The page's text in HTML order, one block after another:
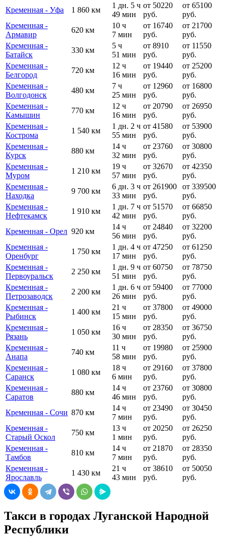
Кременная - Уфа
1 860 км
1 дн. 5 ч
49 мин
от 50220
руб.
от 65100
руб.
Кременная -
Армавир
620 км
10 ч
7 мин
от 16740
руб.
от 21700
руб.
Кременная -
Батайск
330 км
5 ч
51 мин
от 8910
руб.
от 11550
руб.
Кременная -
Белгород
720 км
12 ч
16 мин
от 19440
руб.
от 25200
руб.
Кременная -
Волгодонск
480 км
7 ч
25 мин
от 12960
руб.
от 16800
руб.
Кременная -
Камышин
770 км
12 ч
16 мин
от 20790
руб.
от 26950
руб.
Кременная -
Кострома
1 540 км
1 дн. 2 ч
55 мин
от 41580
руб.
от 53900
руб.
Кременная -
Курск
880 км
14 ч
32 мин
от 23760
руб.
от 30800
руб.
Кременная -
Муром
1 210 км
19 ч
57 мин
от 32670
руб.
от 42350
руб.
Кременная -
Находка
9 700 км
6 дн. 3 ч
33 мин
от 261900
руб.
от 339500
руб.
Кременная -
Нефтекамск
1 910 км
1 дн. 7 ч
42 мин
от 51570
руб.
от 66850
руб.
Кременная - Орел 920 км
14 ч
56 мин
от 24840
руб.
от 32200
руб.
Кременная -
Оренбург
1 750 км
1 дн. 4 ч
17 мин
от 47250
руб.
от 61250
руб.
Кременная -
Первоуральск
2 250 км
1 дн. 9 ч
51 мин
от 60750
руб.
от 78750
руб.
Кременная -
Петрозаводск
2 200 км
1 дн. 6 ч
26 мин
от 59400
руб.
от 77000
руб.
Кременная -
Рыбинск
1 400 км
21 ч
15 мин
от 37800
руб.
от 49000
руб.
Кременная -
Рязань
1 050 км
16 ч
30 мин
от 28350
руб.
от 36750
руб.
Кременная -
Анапа
740 км
11 ч
58 мин
от 19980
руб.
от 25900
руб.
Кременная -
Саранск
1 080 км
18 ч
6 мин
от 29160
руб.
от 37800
руб.
Кременная -
Саратов
880 км
14 ч
46 мин
от 23760
руб.
от 30800
руб.
Кременная - Сочи 870 км
14 ч
7 мин
от 23490
руб.
от 30450
руб.
Кременная -
Старый Оскол
750 км
13 ч
1 мин
от 20250
руб.
от 26250
руб.
Кременная -
Тамбов
810 км
14 ч
7 мин
от 21870
руб.
от 28350
руб.
Кременная -
Ярославль
1 430 км
21 ч
43 мин
от 38610
руб.
от 50050
руб.
Такси в городах Луганской Народной
Республики